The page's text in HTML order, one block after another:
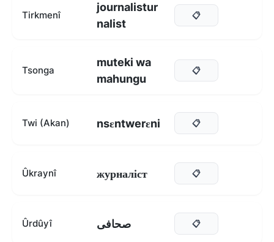
Tirkmenî
journalistur
nalist
📋
Tsonga
muteki wa
mahungu
📋
Twi (Akan) nsɛntwerɛni 📋
Ûkraynî журналіст 📋
Ûrdûyî صحافی 📋